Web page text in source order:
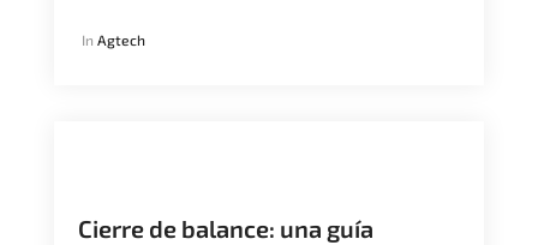
In Agtech
Cierre de balance: una guía